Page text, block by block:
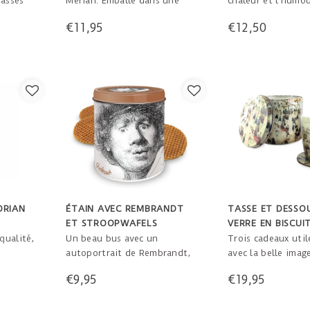
à
clé à
de
explication.
€11,95
d'art! Taille unique
€12,50
ÉTAIN AVEC REMBRANDT
ET STROOPWAFELS
Un beau bus avec un
autoportrait de Rembrandt,
stroopwafels. Délice
€9,95
TASSE ET
VERRE EN BISCUIT
"PAYSAGE
AVERCAMP"
Trois cadeaux
avec la belle
Avercamp. Une
€19,95